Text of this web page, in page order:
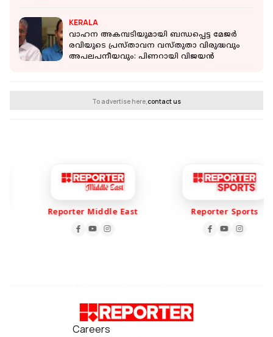
KERALA
വാഹന അകമ്പടിയുമായി ബന്ധപ്പെട്ട മേജര്‍
രവിയുടെ പ്രസ്താവന വസ്തുതാ വിരുദ്ധവും
അപലപനീയവും: പിണറായി വിജയന്‍
To advertise here,contact us
Reporter Middle East Reporter Sports
Careers